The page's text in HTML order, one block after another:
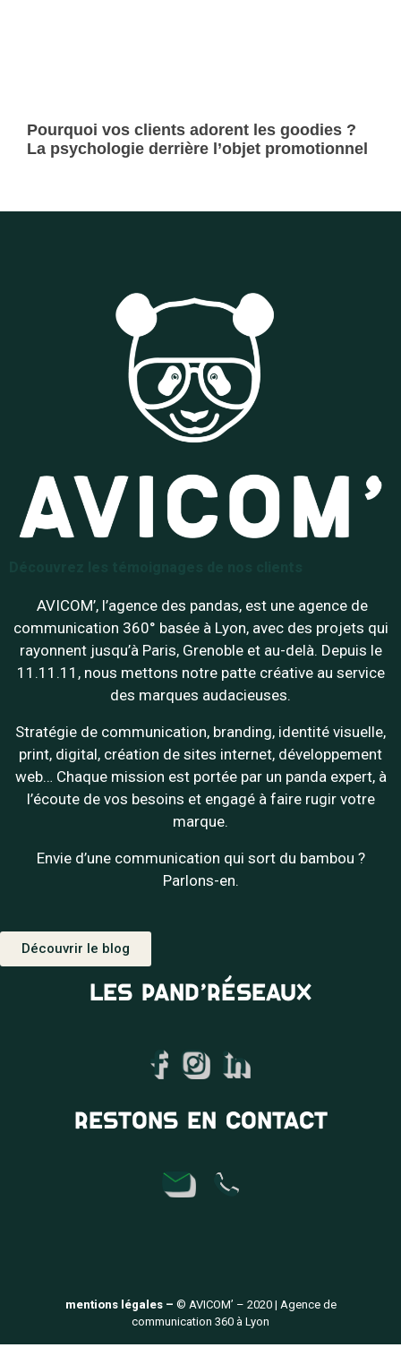
Pourquoi vos clients adorent les goodies ?
La psychologie derrière l’objet promotionnel
AVICOM’, l’agence des pandas, est une agence de
communication 360° basée à Lyon, avec des projets qui
rayonnent jusqu’à Paris, Grenoble et au-delà. Depuis le
11.11.11, nous mettons notre patte créative au service
des marques audacieuses.
Stratégie de communication, branding, identité visuelle,
print, digital, création de sites internet, développement
web… Chaque mission est portée par un panda expert, à
l’écoute de vos besoins et engagé à faire rugir votre
marque.
Envie d’une communication qui sort du bambou ?
Parlons-en.
Découvrir le blog
LES PAND’RÉSEAUX
RESTONS EN CONTACT
mentions légales – © AVICOM’ – 2020 | Agence de
communication 360 à Lyon